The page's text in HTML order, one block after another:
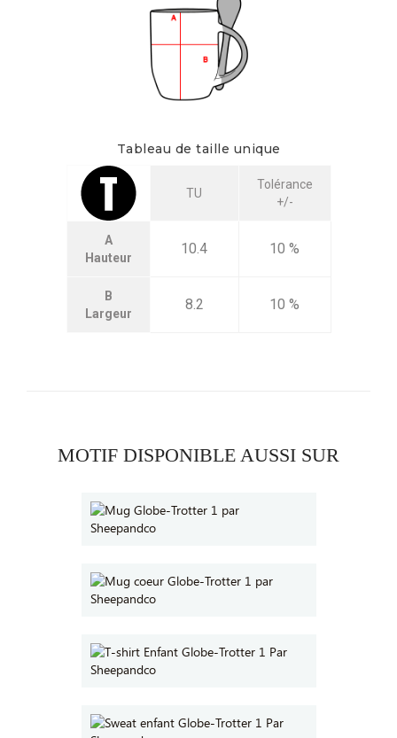
Tableau de taille unique
TU
Tolérance
+/-
A
Hauteur
10.4 10 %
B
Largeur
8.2 10 %
MOTIF DISPONIBLE AUSSI SUR